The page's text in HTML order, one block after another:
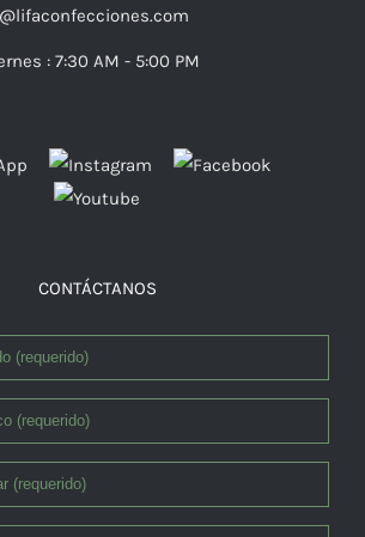
: 7:30 AM - 5:00 PM
Facebook
CONTÁCTANOS